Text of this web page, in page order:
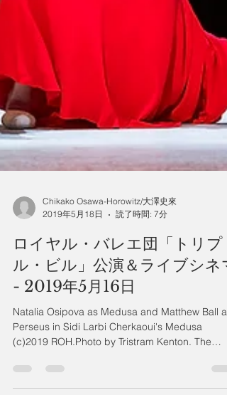
2019年5月18日
読了時間: 7分
ロイヤル・バレエ団「トリプ
ル・ビル」公演＆ライブシネ
- 2019年5月16日
Natalia Osipova as Medusa and Matthew Ball as
(c)2019 ROH.Photo by Tristram Kenton. The
Royal...